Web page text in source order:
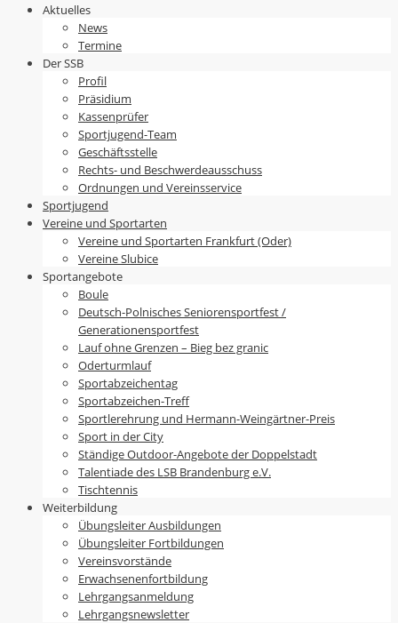
Aktuelles
News
Termine
Der SSB
Profil
Präsidium
Kassenprüfer
Sportjugend-Team
Geschäftsstelle
Rechts- und Beschwerdeausschuss
Ordnungen und Vereinsservice
Sportjugend
Vereine und Sportarten
Vereine und Sportarten Frankfurt (Oder)
Vereine Slubice
Sportangebote
Boule
Deutsch-Polnisches Seniorensportfest /
Generationensportfest
Lauf ohne Grenzen – Bieg bez granic
Oderturmlauf
Sportabzeichentag
Sportabzeichen-Treff
Sportlerehrung und Hermann-Weingärtner-Preis
Sport in der City
Ständige Outdoor-Angebote der Doppelstadt
Talentiade des LSB Brandenburg e.V.
Tischtennis
Weiterbildung
Übungsleiter Ausbildungen
Übungsleiter Fortbildungen
Vereinsvorstände
Erwachsenenfortbildung
Lehrgangsanmeldung
Lehrgangsnewsletter